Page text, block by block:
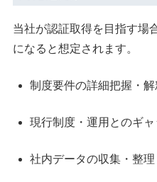
当社が認証取得を目指す場
になると想定されます。
制度要件の詳細把握・解
現行制度・運用とのギ
社内データの収集・整理